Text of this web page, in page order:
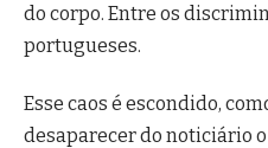
do corpo. Entre os
portugueses.
Esse caos é escondido,
desaparecer do noticiário